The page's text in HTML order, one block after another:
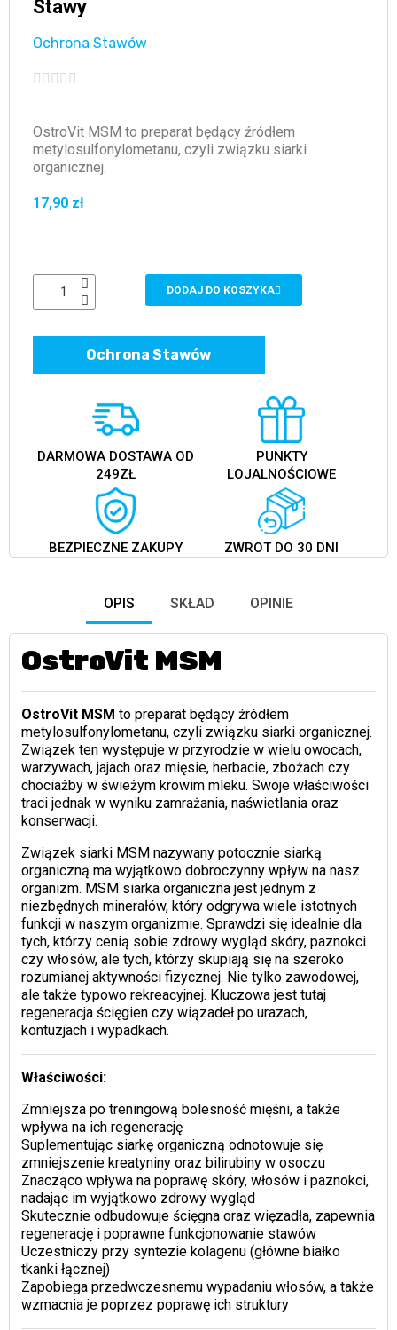
Stawy
Ochrona Stawów
    
OstroVit MSM to preparat będący źródłem
metylosulfonylometanu, czyli związku siarki
organicznej.
17,90 zł
DODAJ DO KOSZYKA
Ochrona Stawów
DARMOWA DOSTAWA OD
249ZŁ
PUNKTY
LOJALNOŚCIOWE
BEZPIECZNE ZAKUPY ZWROT DO 30 DNI
OPIS SKŁAD OPINIE
OstroVit MSM
OstroVit MSM to preparat będący źródłem
metylosulfonylometanu, czyli związku siarki organicznej.
Związek ten występuje w przyrodzie w wielu owocach,
warzywach, jajach oraz mięsie, herbacie, zbożach czy
chociażby w świeżym krowim mleku. Swoje właściwości
traci jednak w wyniku zamrażania, naświetlania oraz
konserwacji.
Związek siarki MSM nazywany potocznie siarką
organiczną ma wyjątkowo dobroczynny wpływ na nasz
organizm. MSM siarka organiczna jest jednym z
niezbędnych minerałów, który odgrywa wiele istotnych
funkcji w naszym organizmie. Sprawdzi się idealnie dla
tych, którzy cenią sobie zdrowy wygląd skóry, paznokci
czy włosów, ale tych, którzy skupiają się na szeroko
rozumianej aktywności fizycznej. Nie tylko zawodowej,
ale także typowo rekreacyjnej. Kluczowa jest tutaj
regeneracja ścięgien czy wiązadeł po urazach,
kontuzjach i wypadkach.
Właściwości:
Zmniejsza po treningową bolesność mięśni, a także
wpływa na ich regenerację
Suplementując siarkę organiczną odnotowuje się
zmniejszenie kreatyniny oraz bilirubiny w osoczu
Znacząco wpływa na poprawę skóry, włosów i paznokci,
nadając im wyjątkowo zdrowy wygląd
Skutecznie odbudowuje ścięgna oraz więzadła, zapewnia
regenerację i poprawne funkcjonowanie stawów
Uczestniczy przy syntezie kolagenu (główne białko
tkanki łącznej)
Zapobiega przedwczesnemu wypadaniu włosów, a także
wzmacnia je poprzez poprawę ich struktury